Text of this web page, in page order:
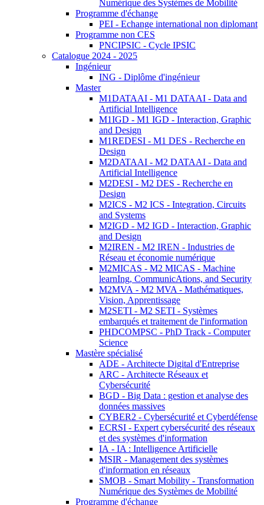
Numérique des Systèmes de Mobilité
Programme d'échange
PEI - Echange international non diplomant
Programme non CES
PNCIPSIC - Cycle IPSIC
Catalogue 2024 - 2025
Ingénieur
ING - Diplôme d'ingénieur
Master
M1DATAAI - M1 DATAAI - Data and
Artificial Intelligence
M1IGD - M1 IGD - Interaction, Graphic
and Design
M1REDESI - M1 DES - Recherche en
Design
M2DATAAI - M2 DATAAI - Data and
Artificial Intelligence
M2DESI - M2 DES - Recherche en
Design
M2ICS - M2 ICS - Integration, Circuits
and Systems
M2IGD - M2 IGD - Interaction, Graphic
and Design
M2IREN - M2 IREN - Industries de
Réseau et économie numérique
M2MICAS - M2 MICAS - Machine
learnIng, CommunicAtions, and Security
M2MVA - M2 MVA - Mathématiques,
Vision, Apprentissage
M2SETI - M2 SETI - Systèmes
embarqués et traitement de l'information
PHDCOMPSC - PhD Track - Computer
Science
Mastère spécialisé
ADE - Architecte Digital d'Entreprise
ARC - Architecte Réseaux et
Cybersécurité
BGD - Big Data : gestion et analyse des
données massives
CYBER2 - Cybersécurité et Cyberdéfense
ECRSI - Expert cybersécurité des réseaux
et des systèmes d'information
IA - IA : Intelligence Artificielle
MSIR - Management des systèmes
d'information en réseaux
SMOB - Smart Mobility - Transformation
Numérique des Systèmes de Mobilité
Programme d'échange